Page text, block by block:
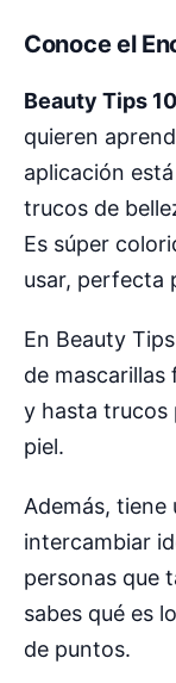
Conoce el
Beauty Tips
quieren
aplicación
trucos de
Es súper
usar, perfecta
En Beauty
de mascarillas
y hasta trucos
piel.
Además,
intercambiar
personas que
sabes qué es
de puntos.